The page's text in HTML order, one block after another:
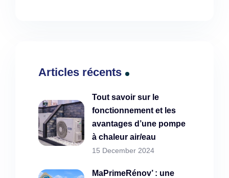
Articles récents
Tout savoir sur le
fonctionnement et les
avantages d’une pompe
à chaleur air/eau
15 December 2024
MaPrimeRénov’ : une